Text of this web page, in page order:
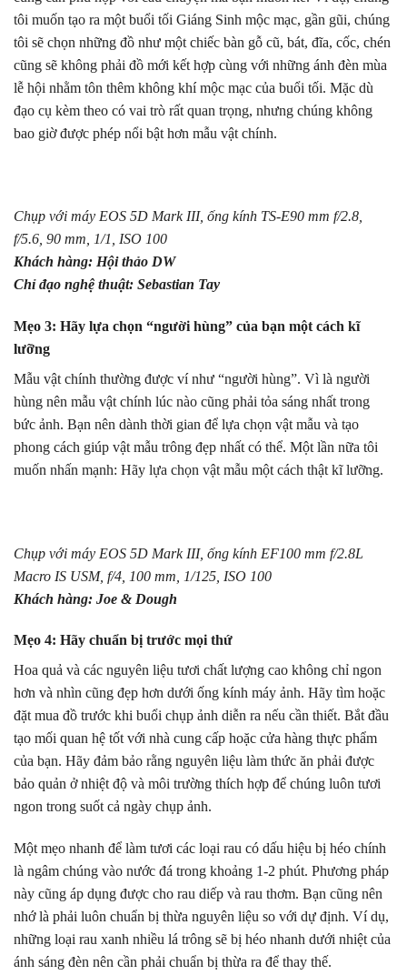
tôi muốn tạo ra một buổi tối Giáng Sinh mộc mạc, gần gũi, chúng
tôi sẽ chọn những đồ như một chiếc bàn gỗ cũ, bát, đĩa, cốc, chén
cũng sẽ không phải đồ mới kết hợp cùng với những ánh đèn mùa
lễ hội nhằm tôn thêm không khí mộc mạc của buổi tối. Mặc dù
đạo cụ kèm theo có vai trò rất quan trọng, nhưng chúng không
bao giờ được phép nổi bật hơn mẫu vật chính.
Chụp với máy EOS 5D Mark III, ống kính TS-E90 mm f/2.8,
f/5.6, 90 mm, 1/1, ISO 100
Khách hàng: Hội thảo DW
Chỉ đạo nghệ thuật: Sebastian Tay
Mẹo 3: Hãy lựa chọn “người hùng” của bạn một cách kĩ
lưỡng
Mẫu vật chính thường được ví như “người hùng”. Vì là người
hùng nên mẫu vật chính lúc nào cũng phải tỏa sáng nhất trong
bức ảnh. Bạn nên dành thời gian để lựa chọn vật mẫu và tạo
phong cách giúp vật mẫu trông đẹp nhất có thể. Một lần nữa tôi
muốn nhấn mạnh: Hãy lựa chọn vật mẫu một cách thật kĩ lưỡng.
Chụp với máy EOS 5D Mark III, ống kính EF100 mm f/2.8L
Macro IS USM, f/4, 100 mm, 1/125, ISO 100
Khách hàng: Joe & Dough
Mẹo 4: Hãy chuẩn bị trước mọi thứ
Hoa quả và các nguyên liệu tươi chất lượng cao không chỉ ngon
hơn và nhìn cũng đẹp hơn dưới ống kính máy ảnh. Hãy tìm hoặc
đặt mua đồ trước khi buổi chụp ảnh diễn ra nếu cần thiết. Bắt đầu
tạo mối quan hệ tốt với nhà cung cấp hoặc cửa hàng thực phẩm
của bạn. Hãy đảm bảo rằng nguyên liệu làm thức ăn phải được
bảo quản ở nhiệt độ và môi trường thích hợp để chúng luôn tươi
ngon trong suốt cả ngày chụp ảnh.
Một mẹo nhanh để làm tươi các loại rau có dấu hiệu bị héo chính
là ngâm chúng vào nước đá trong khoảng 1-2 phút. Phương pháp
này cũng áp dụng được cho rau diếp và rau thơm. Bạn cũng nên
nhớ là phải luôn chuẩn bị thừa nguyên liệu so với dự định. Ví dụ,
những loại rau xanh nhiều lá trông sẽ bị héo nhanh dưới nhiệt của
ánh sáng đèn nên cần phải chuẩn bị thừa ra để thay thế.